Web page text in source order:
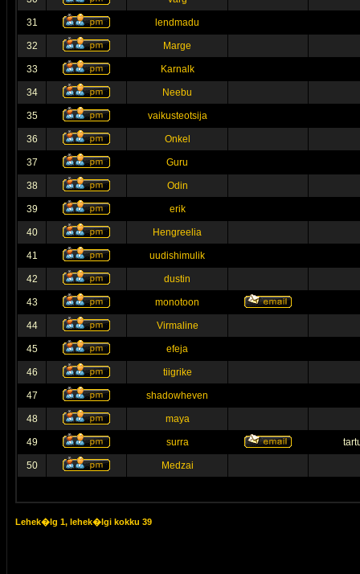
31 lendmadu
32 Marge
33 Karnalk
34 Neebu
35 vaikusteotsija
36 Onkel
37 Guru
38 Odin
39 erik
40 Hengreelia
41 uudishimulik
42 dustin
43 monotoon
44 Virmaline
45 efeja
46 tiigrike
47 shadowheven
48 maya
49 surra
50 Medzai
Lehek�lg 1, lehek�lgi kokku 39